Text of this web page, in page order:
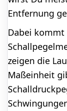
Entfernung
Dabei
zeigen die
Maßeinheit